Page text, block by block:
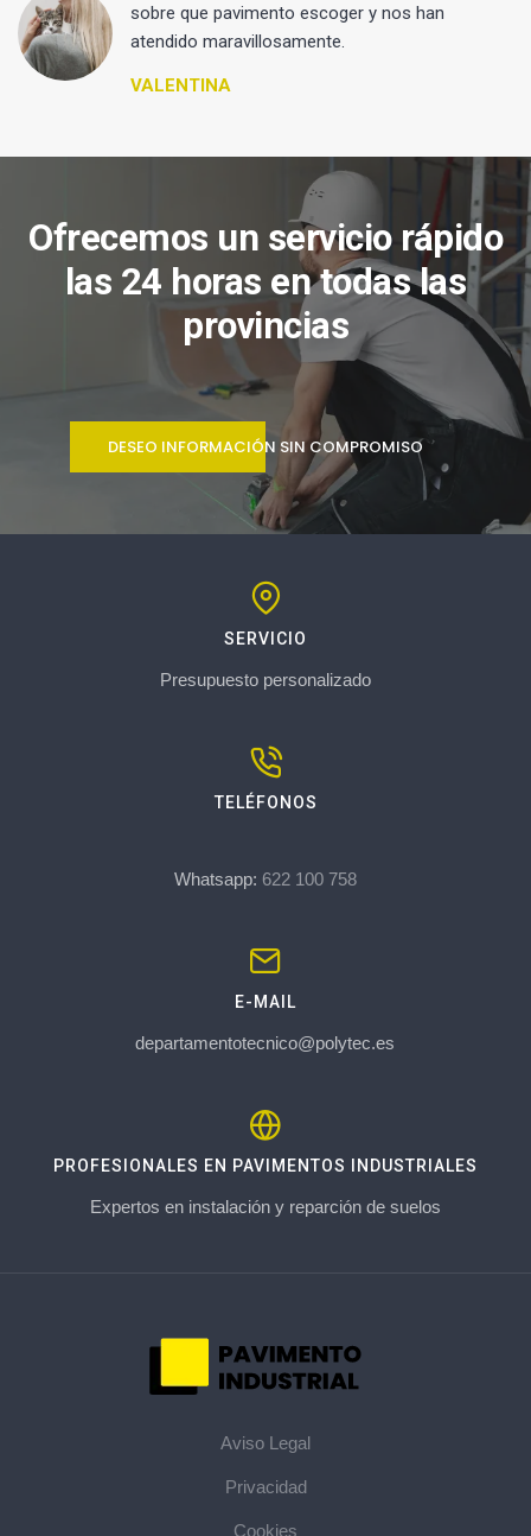
sobre que pavimento escoger y nos han
atendido maravillosamente.
VALENTINA
Ofrecemos un servicio rápido
las 24 horas en todas las
provincias
DESEO INFORMACIÓN SIN COMPROMISO
SERVICIO
Presupuesto personalizado
TELÉFONOS
Whatsapp: 622 100 758
E-MAIL
departamentotecnico@polytec.es
PROFESIONALES EN PAVIMENTOS INDUSTRIALES
Expertos en instalación y reparción de suelos
Aviso Legal
Privacidad
Cookies